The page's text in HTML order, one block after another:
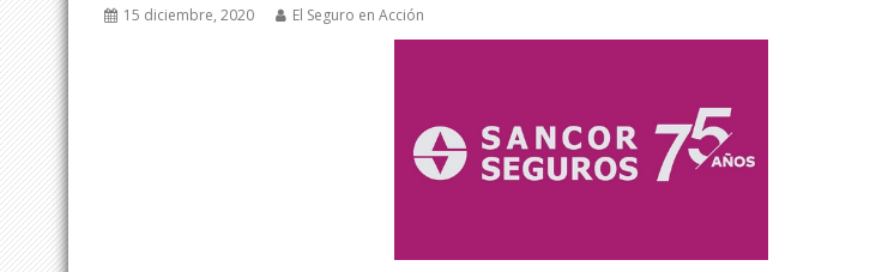
15 diciembre, 2020 El Seguro en Acción